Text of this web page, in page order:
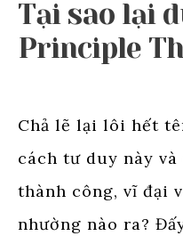
Tại sao lại
Principle
Chả lẽ lại lôi hết
cách tư duy này
thành công, vĩ đại
nhường nào ra?